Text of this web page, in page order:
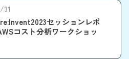
31
re:Invent2023セッションレポ
コスト分析ワークショッ